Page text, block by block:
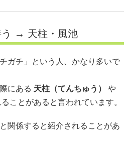
う → 天柱・風池
ガチ」という人、かなり多いで
にある 天柱（てんちゅう）
や
ことがあると言われています。
関係すると紹介されることがあ